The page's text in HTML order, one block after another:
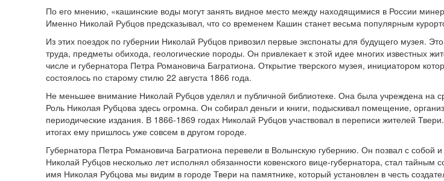
По его мнению, «кашинские воды могут занять видное место между находящимися в России
Именно Николай Рубцов предсказывал, что со временем Кашин станет весьма популярным
Из этих поездок по губернии Николай Рубцов привозил первые экспонаты для будущего музея. Это
труда, предметы обихода, геологические породы. Он привлекает к этой идее многих известных
числе и губернатора Петра Романовича Багратиона. Открытие тверского музея, инициатором
состоялось по старому стилю 22 августа 1866 года.
Не меньшее внимание Николай Рубцов уделял и публичной библиотеке. Она была учреждена на
Роль Николая Рубцова здесь огромна. Он собирал деньги и книги, подыскивал помещение,
периодические издания. В 1866-1869 годах Николай Рубцов участвовал в переписи жителей
итогах ему пришлось уже совсем в другом городе.
Губернатора Петра Романовича Багратиона перевели в Волынскую губернию. Он позвал с собой
Николай Рубцов несколько лет исполнял обязанности ковенского вице-губернатора, стал тайным
имя Николая Рубцова мы видим в городе Твери на памятнике, который установлен в честь